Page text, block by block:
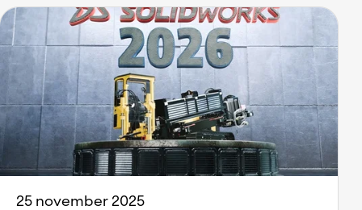
25 november 2025